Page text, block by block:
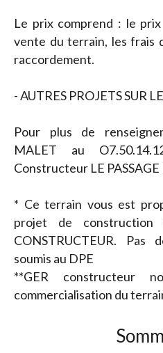
Le prix comprend : le
vente du terrain, les frais
raccordement.
- AUTRES PROJETS SUR
Pour plus de
MALET au
Constructeur LE
* Ce terrain vous est
projet de construction
CONSTRUCTEUR.
soumis au DPE
**GER constructeur
commercialisation du